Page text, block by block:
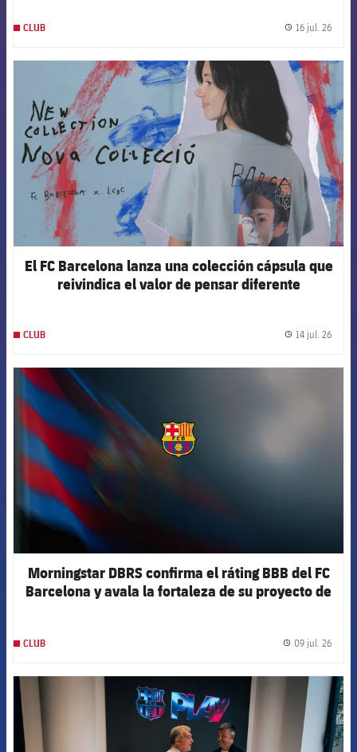
CLUB 16 jul. 26
FCB Barcelona badge
El FC Barcelona lanza una colección cápsula que
reivindica el valor de pensar diferente
CLUB 14 jul. 26
Morningstar DBRS confirma el ráting BBB del FC
Barcelona y avala la fortaleza de su proyecto de
CLUB 09 jul. 26
FCB Barcelona badge